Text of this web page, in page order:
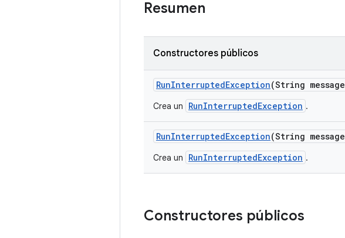
Resumen
Constructores públicos
RunInterruptedException(String message
Crea un RunInterruptedException .
RunInterruptedException(String message
Crea un RunInterruptedException .
Constructores públicos